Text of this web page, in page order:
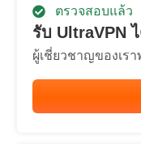
ตรวจสอบแล้ว
รับ UltraVPN
ผู้เชี่ยวชาญของเร